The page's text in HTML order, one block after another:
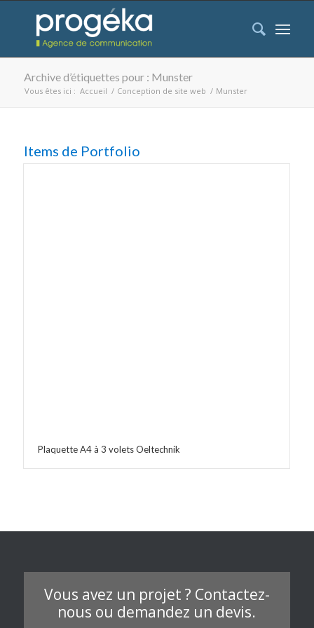
Archive d’étiquettes pour : Munster
Vous êtes ici : Accueil / Conception de site web / Munster
Items de Portfolio
Plaquette A4 à 3 volets Oeltechnik
Vous avez un projet ? Contactez-
nous ou demandez un devis.